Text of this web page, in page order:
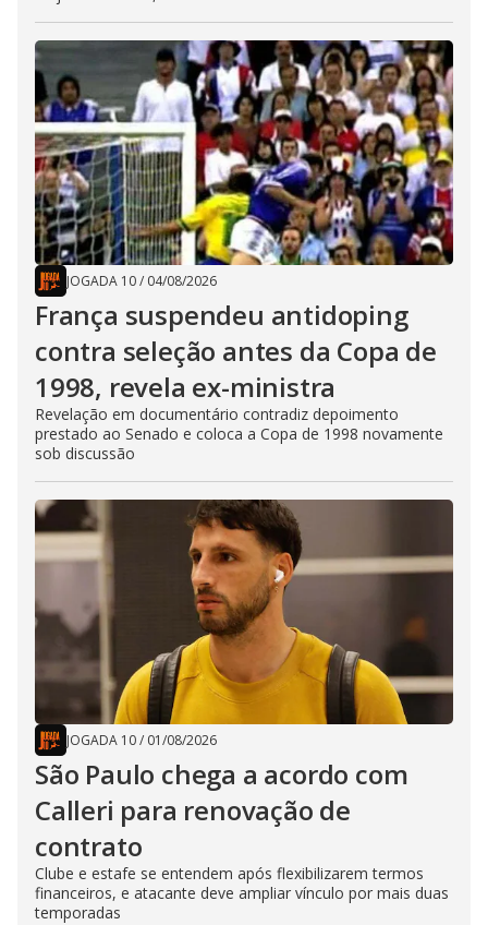
JOGADA 10/ 04/08/2026
França suspendeu antidoping
contra seleção antes da Copa de
1998, revela ex-ministra
Revelação em documentário contradiz depoimento
prestado ao Senado e coloca a Copa de 1998 novamente
sob discussão
JOGADA 10/ 01/08/2026
São Paulo chega a acordo com
Calleri para renovação de
contrato
Clube e estafe se entendem após flexibilizarem termos
financeiros, e atacante deve ampliar vínculo por mais duas
temporadas